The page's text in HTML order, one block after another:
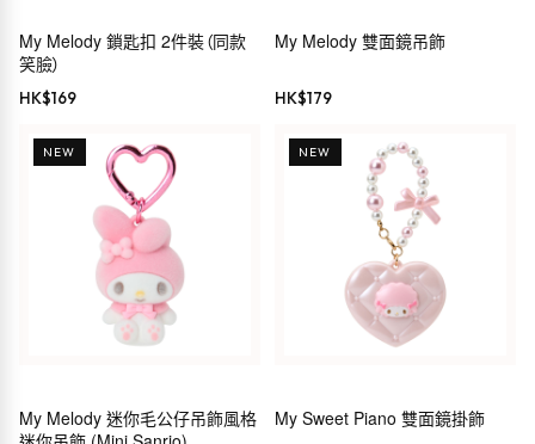
My Melody 鎖匙扣 2件裝（同款
笑臉）
HK$169
My Melody 雙面鏡吊飾
HK$179
NEW
My Melody 迷你毛公仔吊飾風格
NEW
My Sweet Piano 雙面鏡掛飾